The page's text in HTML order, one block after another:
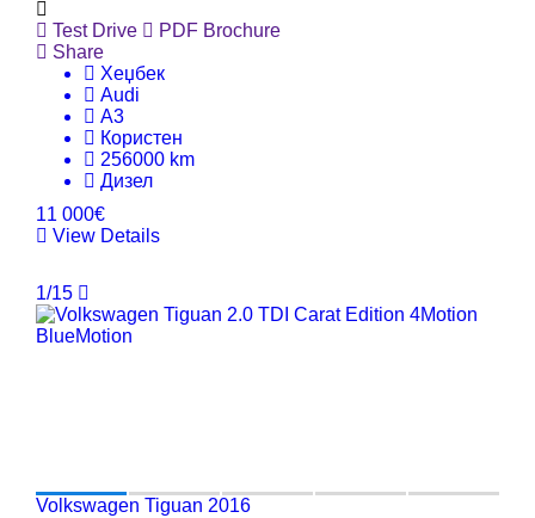
Test Drive
PDF Brochure
Share
Хеџбек
Audi
A3
Користен
256000 km
Дизел
11 000€
View Details
1/15
Volkswagen Tiguan 2016